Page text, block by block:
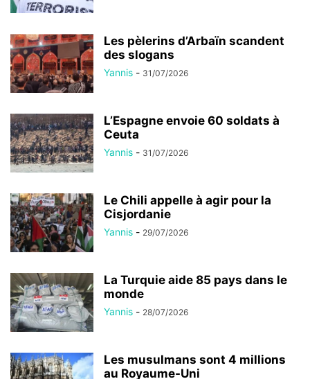
Les pèlerins d’Arbaïn scandent
des slogans
Yannis - 31/07/2026
L’Espagne envoie 60 soldats à
Ceuta
Yannis - 31/07/2026
Le Chili appelle à agir pour la
Cisjordanie
Yannis - 29/07/2026
La Turquie aide 85 pays dans le
monde
Yannis - 28/07/2026
Les musulmans sont 4 millions
au Royaume-Uni